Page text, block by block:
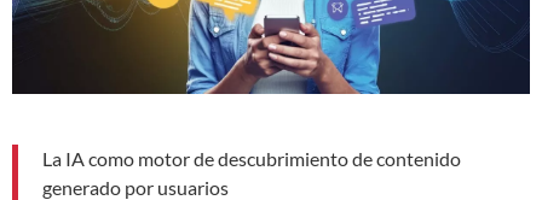
La IA como motor de descubrimiento de contenido
generado por usuarios